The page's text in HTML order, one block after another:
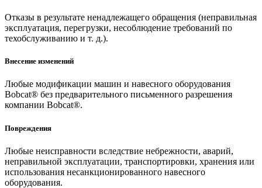
Отказы в результате ненадлежащего обращения (неправильная
эксплуатация, перегрузки, несоблюдение требований по
техобслуживанию и т. д.).
Внесение изменений
Любые модификации машин и навесного оборудования
Bobcat® без предварительного письменного разрешения
компании Bobcat®.
Повреждения
Любые неисправности вследствие небрежности, аварий,
неправильной эксплуатации, транспортировки, хранения или
использования несанкционированного навесного
оборудования.